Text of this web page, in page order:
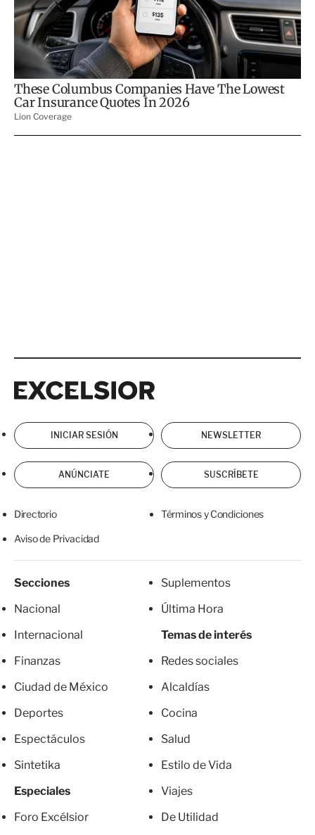
INICIAR SESIÓN NEWSLETTER
ANÚNCIATE SUSCRÍBETE
Directorio Términos y Condiciones
Aviso de Privacidad
Secciones
Nacional
Internacional
Finanzas
Ciudad de México
Deportes
Espectáculos
Sintetika
Especiales
Foro Excélsior
Suplementos
Última Hora
Temas de interés
Redes sociales
Alcaldías
Cocina
Salud
Estilo de Vida
Viajes
De Utilidad